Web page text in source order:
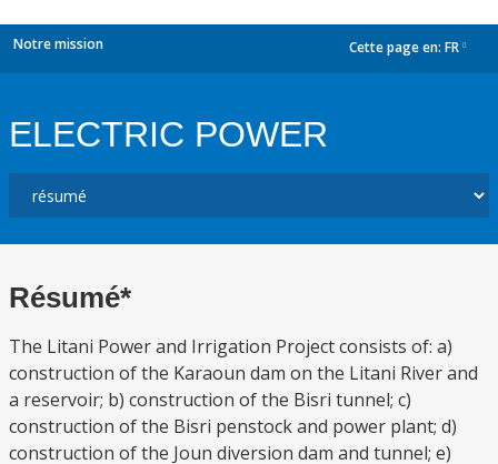
Notre mission Cette page en: FR
ELECTRIC POWER
Résumé*
The Litani Power and Irrigation Project consists of: a)
construction of the Karaoun dam on the Litani River and
a reservoir; b) construction of the Bisri tunnel; c)
construction of the Bisri penstock and power plant; d)
construction of the Joun diversion dam and tunnel; e)